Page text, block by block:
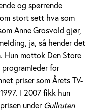
og spørrende
stort sett hva som
Anne Grosvold gjør,
ja, så hender det
Hun mottok Den Store
programleder for
priser som Årets TV-
I 2007 fikk hun
under Gullruten